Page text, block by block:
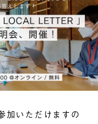
加いただけますの